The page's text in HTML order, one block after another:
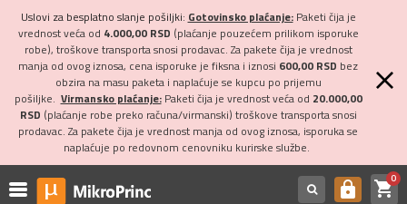
Uslovi za besplatno slanje pošiljki: Gotovinsko plaćanje:Paketi čija je
vrednost veća od 4.000,00 RSD (plaćanje pouzećem prilikom isporuke
robe), troškove transporta snosi prodavac. Za pakete čija je vrednost
manja od ovog iznosa, cena isporuke je fiksna i iznosi 600,00 RSD bez
obzira na masu paketa i naplaćuje se kupcu po prijemu
pošiljke. Virmansko plaćanje:Paketi čija je vrednost veća od 20.000,00
RSD (plaćanje robe preko računa/virmanski) troškove transporta snosi
prodavac. Za pakete čija je vrednost manja od ovog iznosa, isporuka se
naplaćuje po redovnom cenovniku kurirske službe.
https shopping_cart0